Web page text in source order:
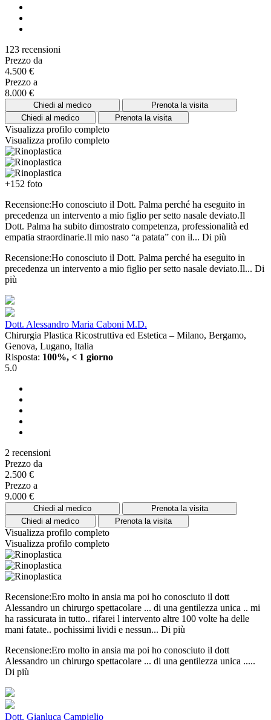
123 recensioni
Prezzo da
4.500 €
Prezzo a
8.000 €
Chiedi al medico
Prenota la visita
Chiedi al medico
Prenota la visita
Visualizza profilo completo
Visualizza profilo completo
+152 foto
Recensione:Ho conosciuto il Dott. Palma perché ha eseguito in
precedenza un intervento a mio figlio per setto nasale deviato.Il
Dott. Palma ha subito dimostrato competenza, professionalità ed
empatia straordinarie.Il mio naso “a patata” con il... Di più
Recensione:Ho conosciuto il Dott. Palma perché ha eseguito in
precedenza un intervento a mio figlio per setto nasale deviato.Il... Di
più
Dott. Alessandro Maria Caboni M.D.
Chirurgia Plastica Ricostruttiva ed Estetica – Milano, Bergamo,
Genova, Lugano, Italia
Risposta: 100%, < 1 giorno
5.0
2 recensioni
Prezzo da
2.500 €
Prezzo a
9.000 €
Chiedi al medico
Prenota la visita
Chiedi al medico
Prenota la visita
Visualizza profilo completo
Visualizza profilo completo
Recensione:Ero molto in ansia ma poi ho conosciuto il dott
Alessandro un chirurgo spettacolare ... di una gentilezza unica .. mi
ha rassicurata in tutto.. rifarei l intervento altre 100 volte ha delle
mani fatate.. pochissimi lividi e nessun... Di più
Recensione:Ero molto in ansia ma poi ho conosciuto il dott
Alessandro un chirurgo spettacolare ... di una gentilezza unica .....
Di più
Dott. Gianluca Campiglio